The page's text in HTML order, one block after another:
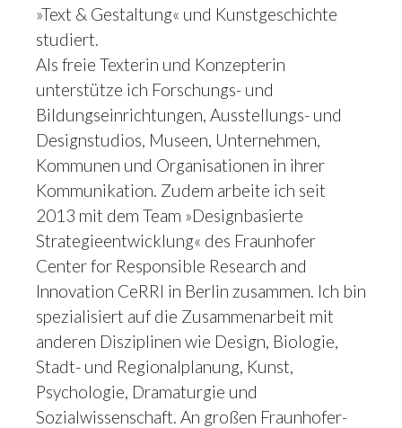
»Text & Gestaltung« und Kunstgeschichte
studiert.
Als freie Texterin und Konzepterin
unterstütze ich Forschungs- und
Bildungseinrichtungen, Ausstellungs- und
Designstudios, Museen, Unternehmen,
Kommunen und Organisationen in ihrer
Kommunikation. Zudem arbeite ich seit
2013 mit dem Team »Designbasierte
Strategieentwicklung« des Fraunhofer
Center for Responsible Research and
Innovation CeRRI in Berlin zusammen. Ich bin
spezialisiert auf die Zusammenarbeit mit
anderen Disziplinen wie Design, Biologie,
Stadt- und Regionalplanung, Kunst,
Psychologie, Dramaturgie und
Sozialwissenschaft. An großen Fraunhofer-